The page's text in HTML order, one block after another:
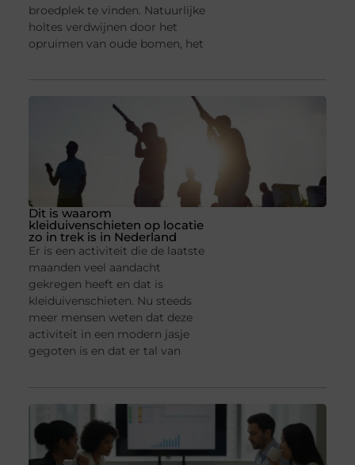
broedplek te vinden. Natuurlijke
holtes verdwijnen door het
opruimen van oude bomen, het
Dit is waarom
kleiduivenschieten op locatie
zo in trek is in Nederland
Er is een activiteit die de laatste
maanden veel aandacht
gekregen heeft en dat is
kleiduivenschieten. Nu steeds
meer mensen weten dat deze
activiteit in een modern jasje
gegoten is en dat er tal van